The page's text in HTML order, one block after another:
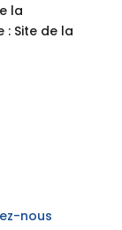
la
: Site de la
nous